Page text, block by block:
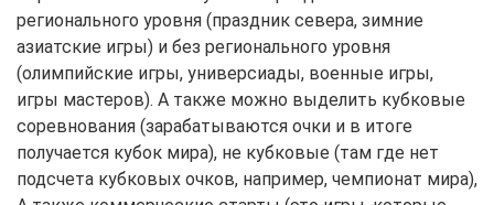
регионального уровня (праздник севера, зимние
азиатские игры) и без регионального уровня
(олимпийские игры, универсиады, военные игры,
игры мастеров). А также можно выделить кубковые
соревнования (зарабатываются очки и в итоге
получается кубок мира), не кубковые (там где нет
подсчета кубковых очков, например, чемпионат мира),